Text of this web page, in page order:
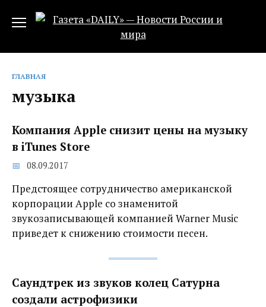
ГЛАВНАЯ
музыка
Компания Apple снизит цены на музыку
в iTunes Store
08.09.2017
Предстоящее сотрудничество американской
корпорации Apple со знаменитой
звукозаписывающей компанией Warner Music
приведет к снижению стоимости песен.
Саундтрек из звуков колец Сатурна
создали астрофизики